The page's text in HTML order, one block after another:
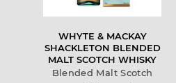
WHYTE & MACKAY
SHACKLETON BLENDED
MALT SCOTCH WHISKY
Blended Malt Scotch